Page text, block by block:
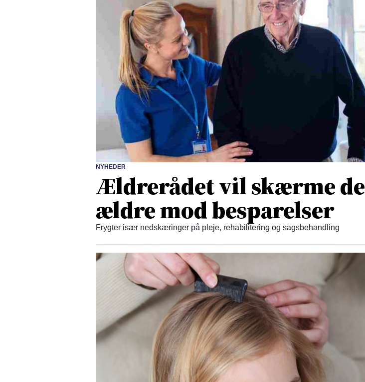
NYHEDER
Ældrerådet vil skærme de
ældre mod besparelser
Frygter især nedskæringer på pleje, rehabilitering og sagsbehandling